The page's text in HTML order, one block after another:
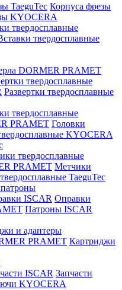
TaeguTec Корпуса фрезы
KYOCERA
твердосплавные
твердосплавные
DORMER PRAMET
твердосплавные
Развертки твердосплавные
твердосплавные
PRAMET Головки
KYOCERA
твердосплавные
PRAMET Метчики
TaeguTec
ISCAR Оправки
Патроны ISCAR
и адаптеры
PRAMET Картриджи
ISCAR Запчасти
KYOCERA